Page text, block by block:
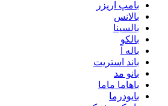
بامپ اریزر
بالانس
بالسینا
بالکو
باله آ
باند استریت
بانو مد
باهاما ماما
بایودرما